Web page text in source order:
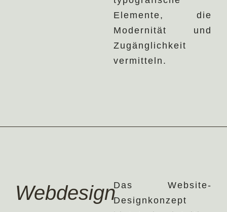
Elemente, die
Modernität und
Zugänglichkeit
vermitteln.
WebdesignDas Website-
Designkonzept